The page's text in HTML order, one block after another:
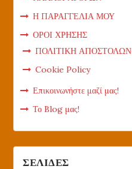
Η ΠΑΡΑΓΓΕΛΙΑ ΜΟΥ
ΟΡΟΙ ΧΡΗΣΗΣ
ΠΟΛΙΤΙΚΗ ΑΠΟΣΤΟΛΩΝ
Cookie Policy
Επικοινωνήστε μαζί μας!
Το Blog μας!
ΣΕΛΙΔΕΣ